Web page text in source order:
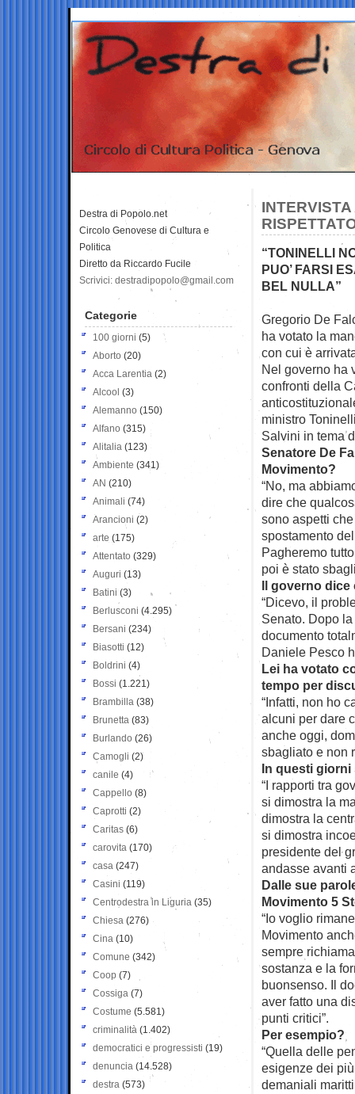
“TONINELLI
PUO’ FARSI
BEL NULLA”
Gregorio De
ha votato la
con cui è
Nel governo ha
confronti della
ministro
Salvini in tema
Senatore De
Movimento?
“No, ma
dire che
sono aspetti
spostamento
Pagheremo
poi è stato
Il governo dice
“Dicevo, il
Senato. Dopo
documento
Daniele Pesco
Lei ha votato
tempo per
“Infatti, non ho
alcuni per dare
anche oggi,
sbagliato e non
In questi giorni
“I rapporti tra
si dimostra la
dimostra la
si dimostra
presidente del
andasse avanti
Dalle sue
Movimento 5
“Io voglio
Movimento
sempre
sostanza e la
buonsenso. Il
aver fatto una
punti critici”.
Per esempio?
“Quella delle
esigenze dei
demaniali
Destra di Popolo.net
Circolo Genovese di Cultura e
Politica
Diretto da Riccardo Fucile
Scrivici: destradipopolo@gmail.com
Categorie
100 giorni (5)
Aborto (20)
Acca Larentia (2)
Alcool (3)
Alemanno (150)
Alfano (315)
Alitalia (123)
Ambiente (341)
AN (210)
Animali (74)
Arancioni (2)
arte (175)
Attentato (329)
Auguri (13)
Batini (3)
Berlusconi (4.295)
Bersani (234)
Biasotti (12)
Boldrini (4)
Bossi (1.221)
Brambilla (38)
Brunetta (83)
Burlando (26)
Camogli (2)
canile (4)
Cappello (8)
Caprotti (2)
Caritas (6)
carovita (170)
casa (247)
Casini (119)
Centrodestra in Liguria (35)
Chiesa (276)
Cina (10)
Comune (342)
Coop (7)
Cossiga (7)
Costume (5.581)
criminalità (1.402)
democratici e progressisti (19)
denuncia (14.528)
destra (573)